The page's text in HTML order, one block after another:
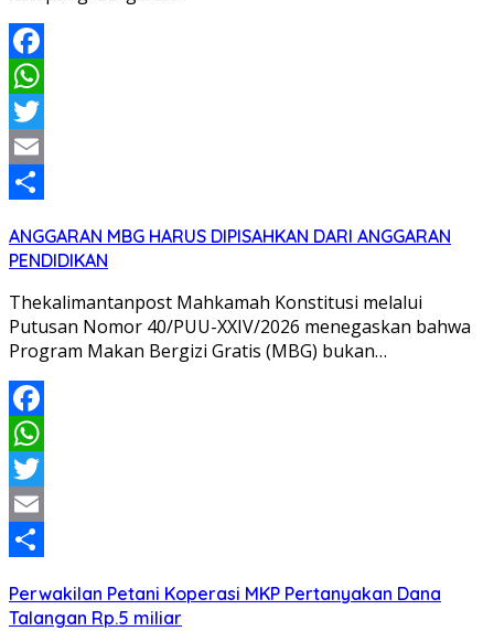
Facebook
WhatsApp
Twitter
Email
ANGGARAN MBG HARUS DIPISAHKAN DARI ANGGARAN
PENDIDIKAN
Thekalimantanpost Mahkamah Konstitusi melalui
Putusan Nomor 40/PUU-XXIV/2026 menegaskan bahwa
Program Makan Bergizi Gratis (MBG) bukan…
Facebook
WhatsApp
Twitter
Email
Perwakilan Petani Koperasi MKP Pertanyakan Dana
Talangan Rp.5 miliar